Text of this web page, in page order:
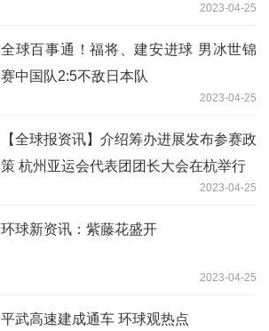
2023-04-25
全球百事通！福将、建安进球 男冰世锦
赛中国队2:5不敌日本队
2023-04-25
【全球报资讯】介绍筹办进展发布参赛政
策 杭州亚运会代表团团长大会在杭举行
2023-04-25
环球新资讯：紫藤花盛开
2023-04-25
平武高速建成通车 环球观热点